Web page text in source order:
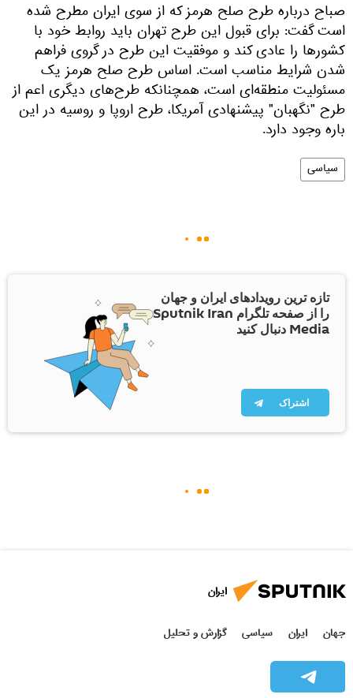
صباح درباره طرح صلح هرمز که از سوی ایران مطرح شده
است گفت: برای قبول این طرح تهران باید روابط خود با
کشورها را عادی کند و موفقیت این طرح در گروی فراهم
شدن شرایط مناسب است. اساس طرح صلح هرمز یک
مسئولیت منطقه‌ای است، همچنانکه طرح‌های دیگری اعم از
طرح "نگهبان" پیشنهادی آمریکا، طرح اروپا و روسیه در این
باره وجود دارد.
سیاسی
تازه ترین رویدادهای ایران و جهان
را از صفحه تلگرام Sputnik Iran
Media دنبال کنید
اشتراک
ایران
جهان ایران سیاسی گزارش و تحلیل